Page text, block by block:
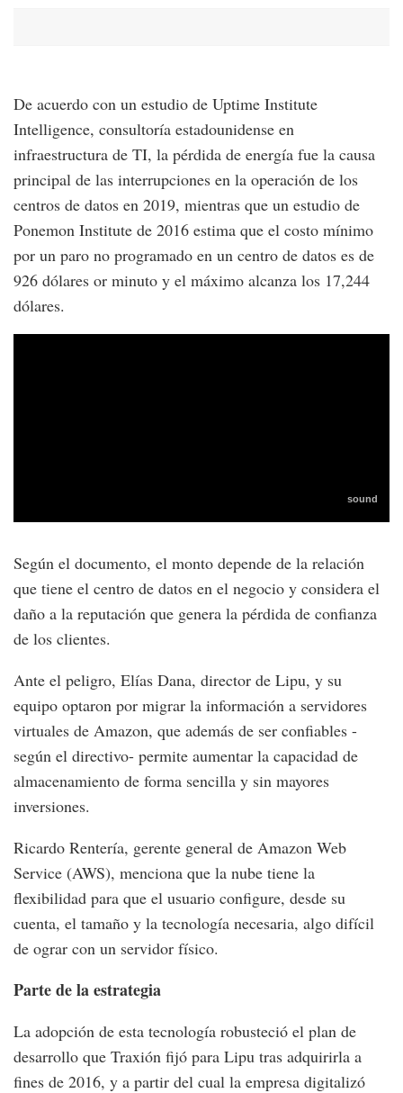
De acuerdo con un estudio de Uptime Institute
Intelligence, consultoría estadounidense en
infraestructura de TI, la pérdida de energía fue la causa
principal de las interrupciones en la operación de los
centros de datos en 2019, mientras que un estudio de
Ponemon Institute de 2016 estima que el costo mínimo
por un paro no programado en un centro de datos es de
926 dólares or minuto y el máximo alcanza los 17,244
dólares.
Según el documento, el monto depende de la relación
que tiene el centro de datos en el negocio y considera el
daño a la reputación que genera la pérdida de confianza
de los clientes.
Ante el peligro, Elías Dana, director de Lipu, y su
equipo optaron por migrar la información a servidores
virtuales de Amazon, que además de ser confiables -
según el directivo- permite aumentar la capacidad de
almacenamiento de forma sencilla y sin mayores
inversiones.
Ricardo Rentería, gerente general de Amazon Web
Service (AWS), menciona que la nube tiene la
flexibilidad para que el usuario configure, desde su
cuenta, el tamaño y la tecnología necesaria, algo difícil
de ograr con un servidor físico.
Parte de la estrategia
La adopción de esta tecnología robusteció el plan de
desarrollo que Traxión fijó para Lipu tras adquirirla a
fines de 2016, y a partir del cual la empresa digitalizó